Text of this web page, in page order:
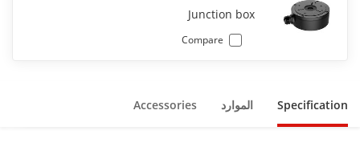
Junction box
Compare
Specification الموارد Accessories